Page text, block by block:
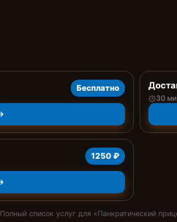
Бесплатно
30
1250 ₽
Полный список услуг для «Панкратический